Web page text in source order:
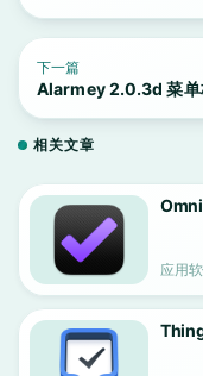
下一篇
Alarmey 2.0.3d 菜单
相关文章
应用